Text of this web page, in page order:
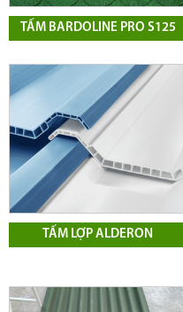
TẤM BARDOLINE PRO S125
TẤM LỢP ALDERON